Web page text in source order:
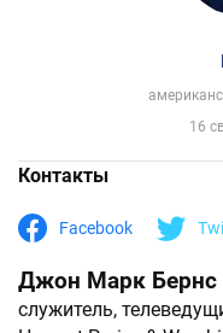
16
Контакты
Facebook
Джон Марк Бернс
служитель,